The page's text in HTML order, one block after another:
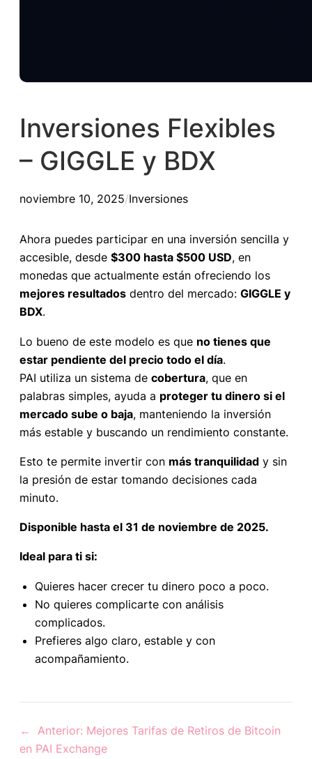
Inversiones Flexibles
– GIGGLE y BDX
noviembre 10, 2025/Inversiones
Ahora puedes participar en una inversión sencilla y
accesible, desde $300 hasta $500 USD, en
monedas que actualmente están ofreciendo los
mejores resultados dentro del mercado: GIGGLE y
BDX.
Lo bueno de este modelo es que no tienes que
estar pendiente del precio todo el día.
PAI utiliza un sistema de cobertura, que en
palabras simples, ayuda a proteger tu dinero si el
mercado sube o baja, manteniendo la inversión
más estable y buscando un rendimiento constante.
Esto te permite invertir con más tranquilidad y sin
la presión de estar tomando decisiones cada
minuto.
Disponible hasta el 31 de noviembre de 2025.
Ideal para ti si:
Quieres hacer crecer tu dinero poco a poco.
No quieres complicarte con análisis
complicados.
Prefieres algo claro, estable y con
acompañamiento.
← Anterior: Mejores Tarifas de Retiros de Bitcoin
en PAI Exchange